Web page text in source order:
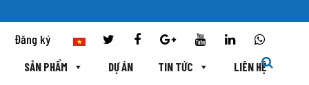
Đăng ký
SẢN PHẨM DỰ ÁN TIN TỨC LIÊN HỆ